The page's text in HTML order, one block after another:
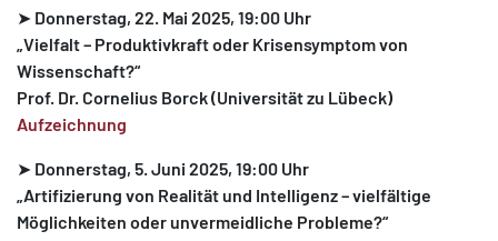
➤ Donnerstag, 22. Mai 2025, 19:00 Uhr
„Vielfalt – Produktivkraft oder Krisensymptom von
Wissenschaft?“
Prof. Dr.Cornelius Borck (Universität zu Lübeck)
Aufzeichnung
➤ Donnerstag, 5. Juni 2025, 19:00 Uhr
„Artifizierung von Realität und Intelligenz – vielfältige
Möglichkeiten oder unvermeidliche Probleme?“